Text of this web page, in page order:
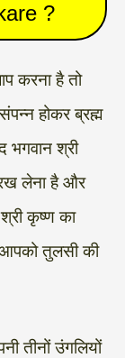
?
करना है तो
होकर ब्रह्म
भगवान श्री
रख लेना है और
कृष्ण का
तुलसी की
तीनों उंगलियों